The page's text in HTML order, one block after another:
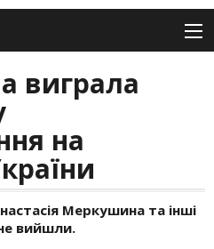
виграла
на
Меркушина та інші
вийшли.